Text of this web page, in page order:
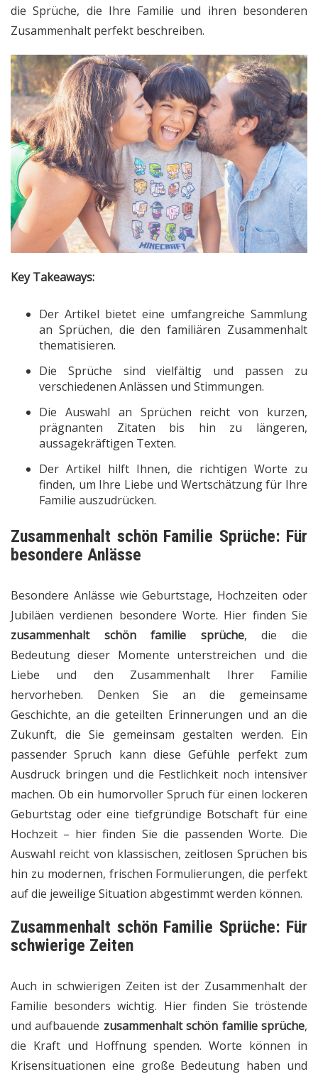
die Sprüche, die Ihre Familie und ihren besonderen
Zusammenhalt perfekt beschreiben.
Key Takeaways:
Der Artikel bietet eine umfangreiche Sammlung
an Sprüchen, die den familiären Zusammenhalt
thematisieren.
Die Sprüche sind vielfältig und passen zu
verschiedenen Anlässen und Stimmungen.
Die Auswahl an Sprüchen reicht von kurzen,
prägnanten Zitaten bis hin zu längeren,
aussagekräftigen Texten.
Der Artikel hilft Ihnen, die richtigen Worte zu
finden, um Ihre Liebe und Wertschätzung für Ihre
Familie auszudrücken.
Zusammenhalt schön Familie Sprüche: Für
besondere Anlässe
Besondere Anlässe wie Geburtstage, Hochzeiten oder
Jubiläen verdienen besondere Worte. Hier finden Sie
zusammenhalt schön familie sprüche, die die
Bedeutung dieser Momente unterstreichen und die
Liebe und den Zusammenhalt Ihrer Familie
hervorheben. Denken Sie an die gemeinsame
Geschichte, an die geteilten Erinnerungen und an die
Zukunft, die Sie gemeinsam gestalten werden. Ein
passender Spruch kann diese Gefühle perfekt zum
Ausdruck bringen und die Festlichkeit noch intensiver
machen. Ob ein humorvoller Spruch für einen lockeren
Geburtstag oder eine tiefgründige Botschaft für eine
Hochzeit – hier finden Sie die passenden Worte. Die
Auswahl reicht von klassischen, zeitlosen Sprüchen bis
hin zu modernen, frischen Formulierungen, die perfekt
auf die jeweilige Situation abgestimmt werden können.
Zusammenhalt schön Familie Sprüche: Für
schwierige Zeiten
Auch in schwierigen Zeiten ist der Zusammenhalt der
Familie besonders wichtig. Hier finden Sie tröstende
und aufbauende zusammenhalt schön familie sprüche,
die Kraft und Hoffnung spenden. Worte können in
Krisensituationen eine große Bedeutung haben und